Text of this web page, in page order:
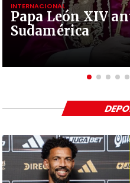
Papa León XIV
Sudamérica
INTERNACIONAL